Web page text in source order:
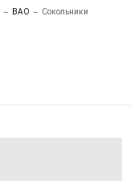
ВАО Сокольники